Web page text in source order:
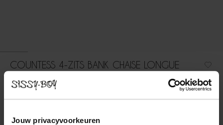
Jouw privacyvoorkeuren
COUNTESS 4-ZITS BANK CHAISE LONGUE
LINKS OTTO LONGUE RECHTS ROYAL GOLD
2499.00
4-zits bank chaise longue links otto longue rechts uit de